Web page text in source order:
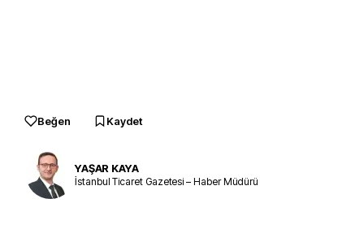
Beğen Kaydet
YAŞAR KAYA
İstanbul Ticaret Gazetesi – Haber Müdürü